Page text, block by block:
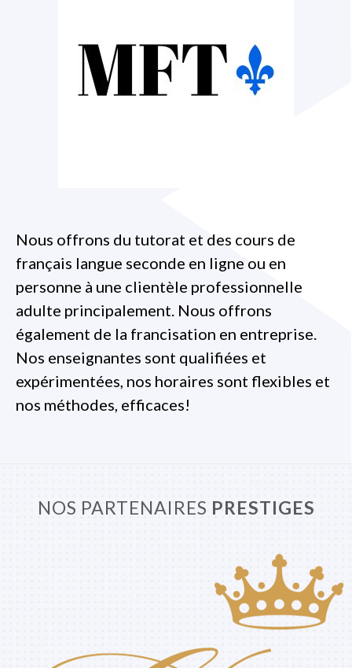
Nous offrons du tutorat et des cours de
français langue seconde en ligne ou en
personne à une clientèle professionnelle
adulte principalement. Nous offrons
également de la francisation en entreprise.
Nos enseignantes sont qualifiées et
expérimentées, nos horaires sont flexibles et
nos méthodes, efficaces!
NOS PARTENAIRES PRESTIGES